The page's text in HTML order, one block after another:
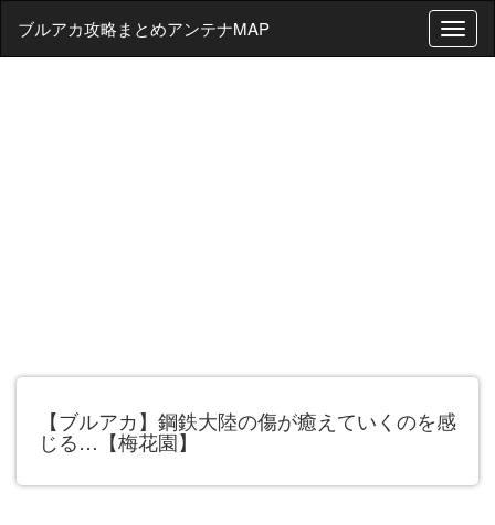
T
o
ブルアカ攻略まとめアンテナMAP
【ブルアカ】鋼鉄大陸の傷が癒えていくのを感
じる…【梅花園】